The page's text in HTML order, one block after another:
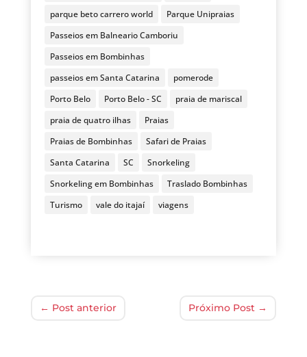
parque beto carrero world
Parque Unipraias
Passeios em Balneario Camboriu
Passeios em Bombinhas
passeios em Santa Catarina
pomerode
Porto Belo
Porto Belo - SC
praia de mariscal
praia de quatro ilhas
Praias
Praias de Bombinhas
Safari de Praias
Santa Catarina
SC
Snorkeling
Snorkeling em Bombinhas
Traslado Bombinhas
Turismo
vale do itajaí viagens
← Post anterior Próximo Post →